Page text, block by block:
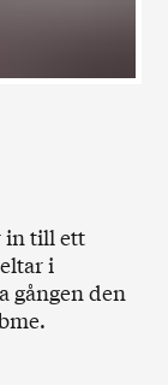
in till ett
i
gången den